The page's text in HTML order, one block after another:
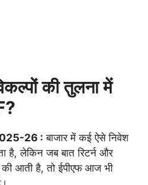
की तुलना में
26 : बाजार में कई ऐसे निवेश
है, लेकिन जब बात रिटर्न और
की आती है, तो ईपीएफ आज भी